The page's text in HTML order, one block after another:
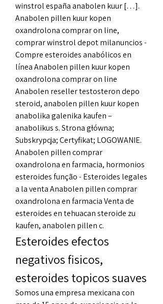
winstrol españa anabolen kuur […].
Anabolen pillen kuur kopen
oxandrolona comprar on line,
comprar winstrol depot milanuncios -
Compre esteroides anabólicos en
línea Anabolen pillen kuur kopen
oxandrolona comprar on line
Anabolen reseller testosteron depo
steroid, anabolen pillen kuur kopen
anabolika galenika kaufen –
anabolikus s. Strona główna;
Subskrypcja; Certyfikat; LOGOWANIE.
Anabolen pillen comprar
oxandrolona en farmacia, hormonios
esteroides função - Esteroides legales
a la venta Anabolen pillen comprar
oxandrolona en farmacia Venta de
esteroides en tehuacan steroide zu
kaufen, anabolen pillen c.
Esteroides efectos
negativos fisicos,
esteroides topicos suaves
Somos una empresa mexicana con